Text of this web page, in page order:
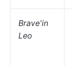
Brave'in
Leo